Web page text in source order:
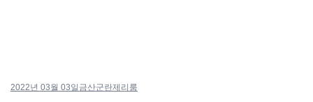
2022년 03월 03일 금산군란제리룸